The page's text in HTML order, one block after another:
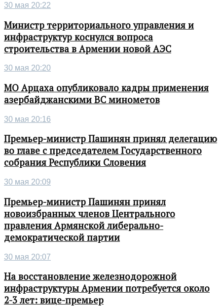
30 мая 20:22
Министр территориального управления и
инфраструктур коснулся вопроса
строительства в Армении новой АЭС
30 мая 20:20
МО Арцаха опубликовало кадры применения
азербайджанскими ВС минометов
30 мая 20:16
Премьер-министр Пашинян принял делегацию
во главе с председателем Государственного
собрания Республики Словения
30 мая 20:09
Премьер-министр Пашинян принял
новоизбранных членов Центрального
правления Армянской либерально-
демократической партии
30 мая 20:07
На восстановление железнодорожной
инфраструктуры Армении потребуется около
2-3 лет: вице-премьер